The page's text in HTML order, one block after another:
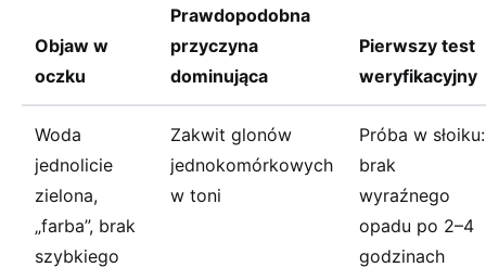
Objaw w
oczku
Prawdopodobna
przyczyna
dominująca
Pierwszy test
weryfikacyjny
Woda
jednolicie
zielona,
„farba”, brak
szybkiego
Zakwit glonów
jednokomórkowych
w toni
Próba w słoiku:
brak
wyraźnego
opadu po 2–4
godzinach